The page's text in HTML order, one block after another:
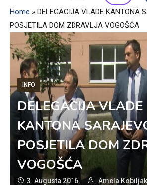
Home » DELEGACIJA VLADE KANTONA
POSJETILA DOM ZDRAVLJA VOGOŠĆA
INFO
DELEGACIJA VLADE
KANTONA
POSJETILA DOM
VOGOŠĆA
3. Augusta 2016. Amela Kobiljak